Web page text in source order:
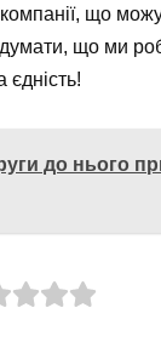
що
думати, що ми
єдність!
до нього